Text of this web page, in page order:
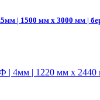
| 1500 мм х 3000 мм |